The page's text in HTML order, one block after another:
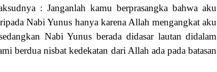
: Janganlah kamu berprasangka bahwa aku
Nabi Yunus hanya karena Allah mengangkat aku
Nabi Yunus berada didasar lautan didalam
berdua nisbat kedekatan dari Allah ada pada batasan